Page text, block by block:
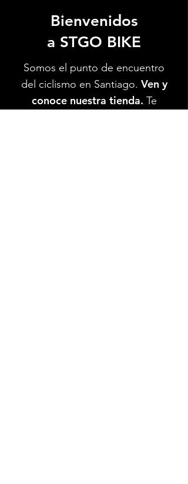
Bienvenidos
a STGO BIKE
Somos el punto de encuentro
del ciclismo en Santiago. Ven y
conoce nuestra tienda. Te